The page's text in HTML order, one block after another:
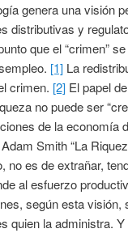
genera una visión
distributivas y
que el “crimen”
[1] La
crimen. [2] El papel
no puede ser
de la
Smith “La
no es de extrañar,
al esfuerzo
según esta
quien la administra.